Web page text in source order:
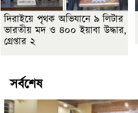
দিরাইয়ে পৃথক অভিযানে ৯ লিটার
ভারতীয় মদ ও ৪০০ ইয়াবা উদ্ধার,
গ্রেপ্তার ২
সর্বশেষ